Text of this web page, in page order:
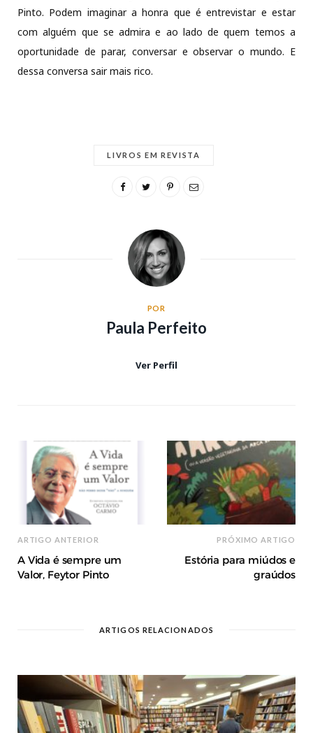
Pinto. Podem imaginar a honra que é entrevistar e estar
com alguém que se admira e ao lado de quem temos a
oportunidade de parar, conversar e observar o mundo. E
dessa conversa sair mais rico.
LIVROS EM REVISTA
POR
Paula Perfeito
Ver Perfil
ARTIGO ANTERIOR
A Vida é sempre um
Valor, Feytor Pinto
PRÓXIMO ARTIGO
Estória para miúdos e
graúdos
ARTIGOS RELACIONADOS